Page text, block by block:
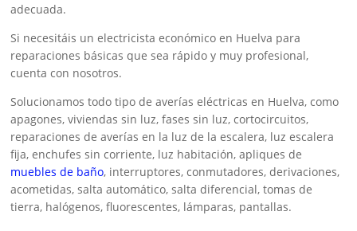
adecuada.
Si necesitáis un electricista económico en Huelva para
reparaciones básicas que sea rápido y muy profesional,
cuenta con nosotros.
Solucionamos todo tipo de averías eléctricas en Huelva, como
apagones, viviendas sin luz, fases sin luz, cortocircuitos,
reparaciones de averías en la luz de la escalera, luz escalera
fija, enchufes sin corriente, luz habitación, apliques de
muebles de baño, interruptores, conmutadores, derivaciones,
acometidas, salta automático, salta diferencial, tomas de
tierra, halógenos, fluorescentes, lámparas, pantallas.